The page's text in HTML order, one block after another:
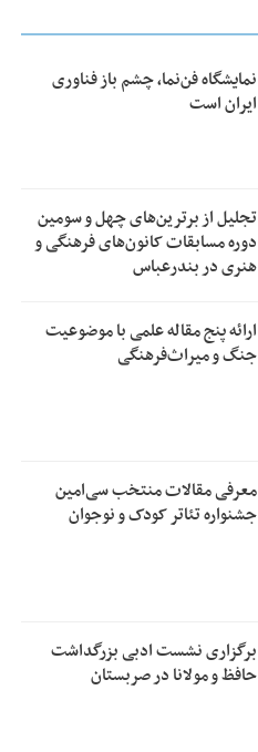
نمایشگاه فن‌نما، چشم باز فناوری
ایران است
تجلیل از بر‌ترین‌های چهل و سومین
دوره مسابقات کانون‌های فرهنگی و
هنری در بندرعباس
ارائه پنج مقاله علمی با موضوعیت
جنگ و میراث‌فرهنگی
معرفی مقالات منتخب سی‌امین
جشنواره تئاتر کودک و نوجوان
برگزاری نشست ادبی بزرگداشت
حافظ و مولانا در صربستان